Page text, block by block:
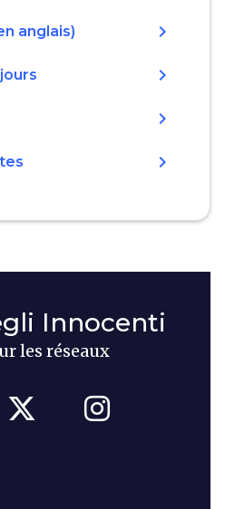
anglais) chevron_right
chevron_right
chevron_right
chevron_right
Innocenti
les réseaux